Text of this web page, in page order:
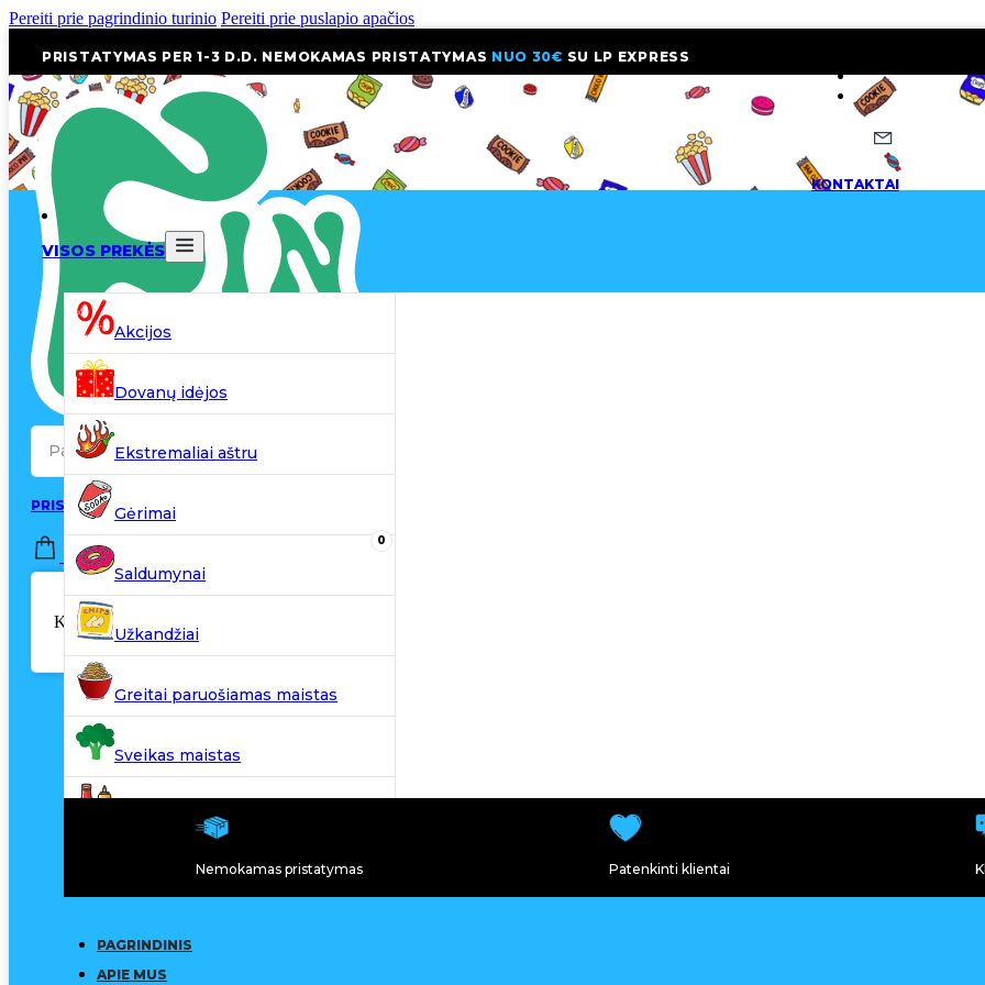
Pereiti prie pagrindinio turinio Pereiti prie puslapio apačios
PRISTATYMAS PER 1-3 D.D. NEMOKAMAS PRISTATYMAS NUO 30€ SU LP EXPRESS
KONTAKTAI
Search
PRISIJUNGTI / REGISTRUOTIS
0,00€
Krepšelyje nėra produktų.
0
VISOS PREKĖS
Akcijos
Dovanų idėjos
Ekstremaliai aštru
Gėrimai
Saldumynai
Užkandžiai
Greitai paruošiamas maistas
Sveikas maistas
Kiti produktai
Nemokamas pristatymas Patenkinti klientai
PAGRINDINIS
APIE MUS